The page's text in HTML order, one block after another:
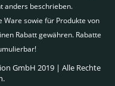
anders beschrieben.
sowie für Produkte von
Rabatt gewähren. Rabatte
GmbH 2019 | Alle Rechte